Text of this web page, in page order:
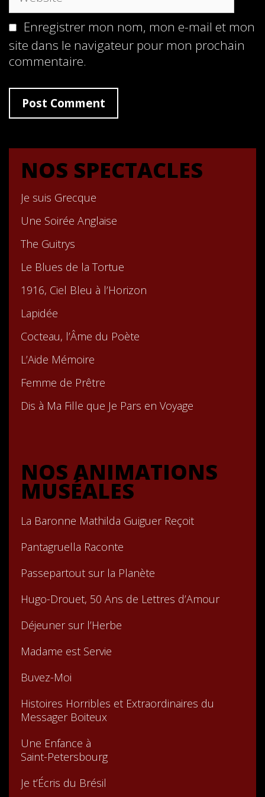
Enregistrer mon nom, mon e-mail et mon
site dans le navigateur pour mon prochain
commentaire.
NOS SPECTACLES
Je suis Grecque
Une Soirée Anglaise
The Guitrys
Le Blues de la Tortue
1916, Ciel Bleu à l’Horizon
Lapidée
Cocteau, l’Âme du Poète
L’Aide Mémoire
Femme de Prêtre
Dis à Ma Fille que Je Pars en Voyage
NOS ANIMATIONS
MUSÉALES
La Baronne Mathilda Guiguer Reçoit
Pantagruella Raconte
Passepartout sur la Planète
Hugo-Drouet, 50 Ans de Lettres d’Amour
Déjeuner sur l’Herbe
Madame est Servie
Buvez-Moi
Histoires Horribles et Extraordinaires du
Messager Boiteux
Une Enfance à
Saint-Petersbourg
Je t’Écris du Brésil